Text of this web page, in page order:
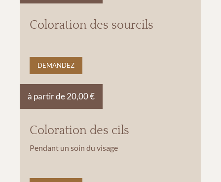
Coloration des sourcils
DEMANDEZ
Coloration des cils
à partir de 20,00 €
Pendant un soin du visage